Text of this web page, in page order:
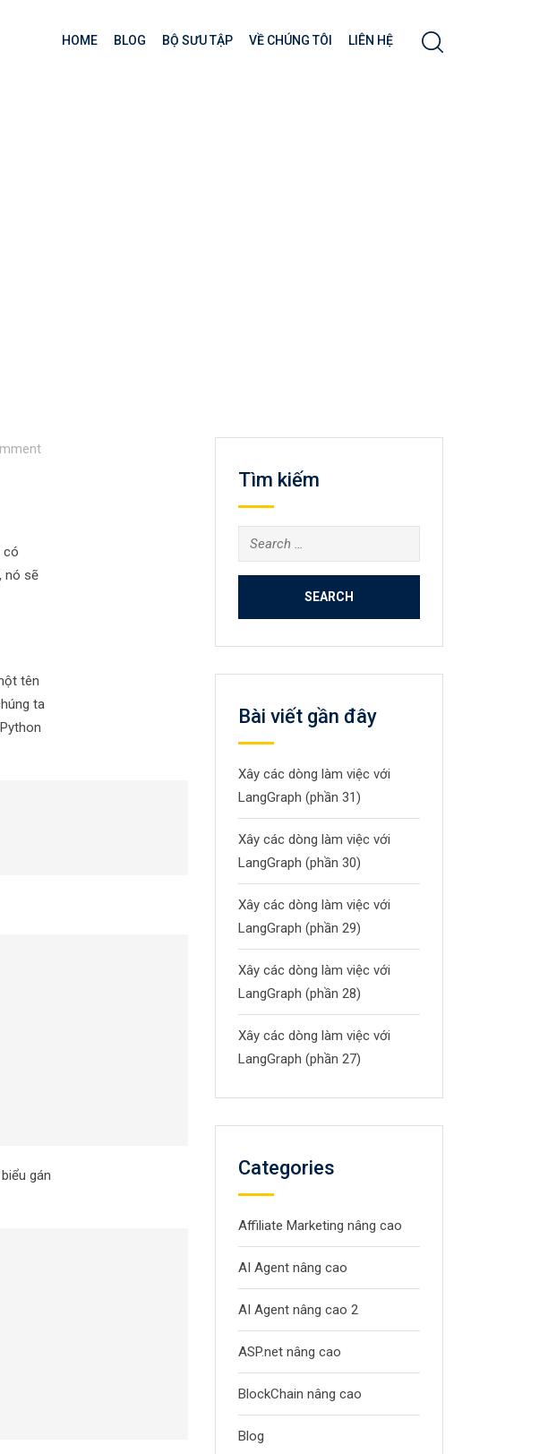
HOME BLOG BỘ SƯU TẬP VỀ CHÚNG TÔI LIÊN HỆ
có
nó sẽ
tên
ta
gán
Tìm kiếm
Search
for:
Bài viết gần đây
Xây các dòng làm việc với
LangGraph (phần 31)
Xây các dòng làm việc với
LangGraph (phần 30)
Xây các dòng làm việc với
LangGraph (phần 29)
Xây các dòng làm việc với
LangGraph (phần 28)
Xây các dòng làm việc với
LangGraph (phần 27)
Categories
Affiliate Marketing nâng cao
AI Agent nâng cao
AI Agent nâng cao 2
ASP.net nâng cao
BlockChain nâng cao
Blog